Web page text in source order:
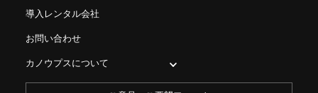
導入レンタル会社
お問い合わせ
カノウプスについて